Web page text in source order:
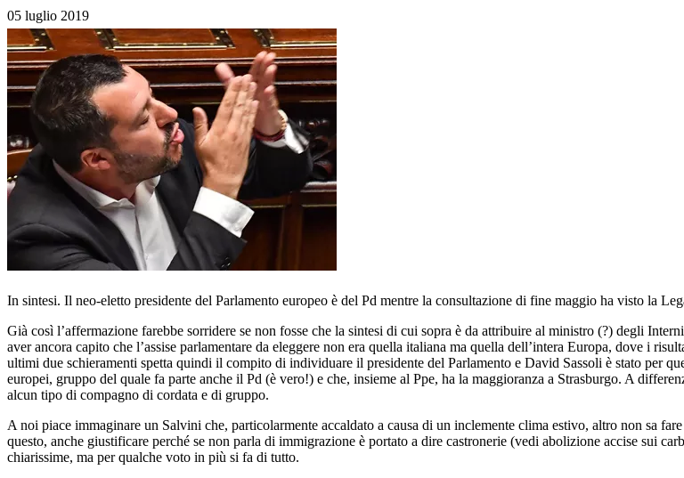
05 luglio 2019
In sintesi. Il neo-eletto presidente del Parlamento europeo è del Pd mentre la consultazione di fine maggio ha visto la
Già così l’affermazione farebbe sorridere se non fosse che la sintesi di cui sopra è da attribuire al ministro (?) degli
aver ancora capito che l’assise parlamentare da eleggere non era quella italiana ma quella dell’intera Europa, dove i
ultimi due schieramenti spetta quindi il compito di individuare il presidente del Parlamento e David Sassoli è stato per
europei, gruppo del quale fa parte anche il Pd (è vero!) e che, insieme al Ppe, ha la maggioranza a Strasburgo. A
alcun tipo di compagno di cordata e di gruppo.
A noi piace immaginare un Salvini che, particolarmente accaldato a causa di un inclemente clima estivo, altro non sa
questo, anche giustificare perché se non parla di immigrazione è portato a dire castronerie (vedi abolizione accise sui
chiarissime, ma per qualche voto in più si fa di tutto.